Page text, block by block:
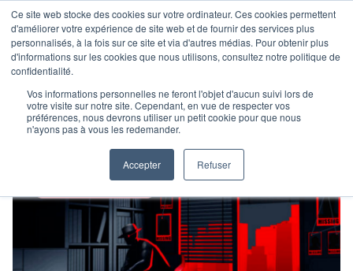
Ce site web stocke des cookies sur votre ordinateur. Ces cookies permettent
d'améliorer votre expérience de site web et de fournir des services plus
personnalisés, à la fois sur ce site et via d'autres médias. Pour obtenir plus
d'informations sur les cookies que nous utilisons, consultez notre politique de
confidentialité.
Vos informations personnelles ne feront l'objet d'aucun suivi lors de
votre visite sur notre site. Cependant, en vue de respecter vos
préférences, nous devrons utiliser un petit cookie pour que nous
n'ayons pas à vous les redemander.
Accepter Refuser